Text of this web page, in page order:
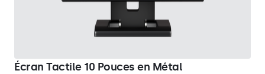
Écran Tactile 10 Pouces en Métal